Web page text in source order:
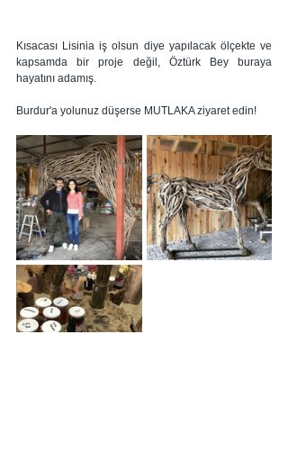
Kısacası Lisinia iş olsun diye yapılacak ölçekte ve
kapsamda bir proje değil, Öztürk Bey buraya
hayatını adamış.
Burdur'a yolunuz düşerse MUTLAKA ziyaret edin!